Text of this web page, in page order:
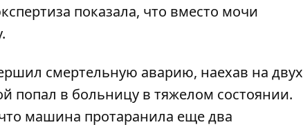
показала, что вместо мочи
.
смертельную аварию, наехав на двух
попал в больницу в тяжелом состоянии.
машина протаранила еще два